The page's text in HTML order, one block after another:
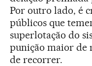
Por outro lado, é
públicos que
superlotação do
punição maior de
de recorrer.